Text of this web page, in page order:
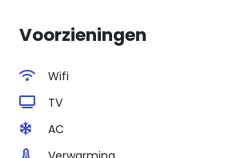
Voorzieningen
Wifi
TV
AC